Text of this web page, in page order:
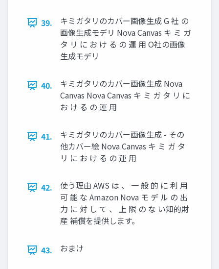
39.
キミガタリのカバー画像生成 G 社 の
画像生成モデリ Nova Canvas キ ミ ガ
タ リ に お け る の 運 用 O社の画像
生成モデリ
40.
キミガタリのカバー画像生成 Nova
Canvas Nova Canvas キ ミ ガ タ リ に
お け る の 運 用
41.
キミガタリのカバー画像生成 - その
他カバー絵 Nova Canvas キ ミ ガ タ
リ に お け る の 運 用
42.
使う理由 AWS は 、 一 般 的 に 利 用
可 能 な Amazon Nova モ デ ル の 出
力 に 対 し て 、 上 限 の な い知的財
産 補償を提供します。
43. おまけ